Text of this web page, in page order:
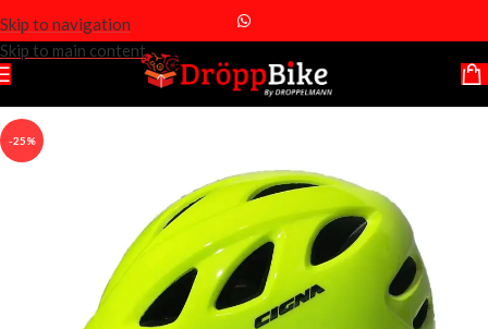
Skip to navigation
Skip to main content
-25%